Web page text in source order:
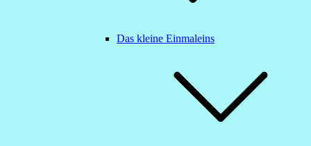
Das kleine Einmaleins